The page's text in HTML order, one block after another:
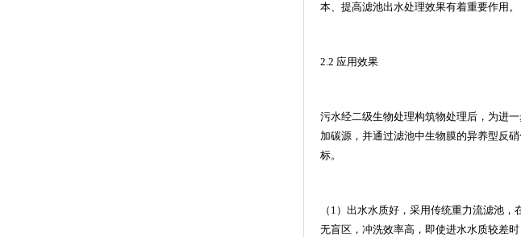
本、提高滤池出水处理效果有着重要作用。
2.2 应用效果
污水经二级生物处理构筑物处理后，为进
加碳源，并通过滤池中生物膜的异养型反
标。
（ 1 ）出水水质好，采用传统重力流滤池
无盲区，冲洗效率高，即使进水水质较差